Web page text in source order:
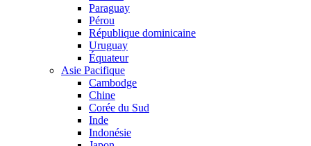
Paraguay
Pérou
République dominicaine
Uruguay
Équateur
Asie Pacifique
Cambodge
Chine
Corée du Sud
Inde
Indonésie